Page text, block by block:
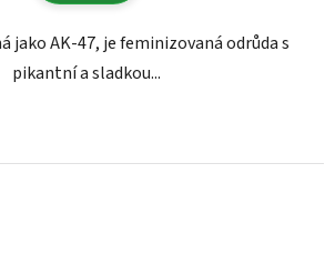
jako AK-47, je feminizovaná odrůda s
pikantní a sladkou...